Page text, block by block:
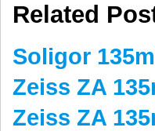
Related
Soligor
Zeiss ZA
Zeiss ZA